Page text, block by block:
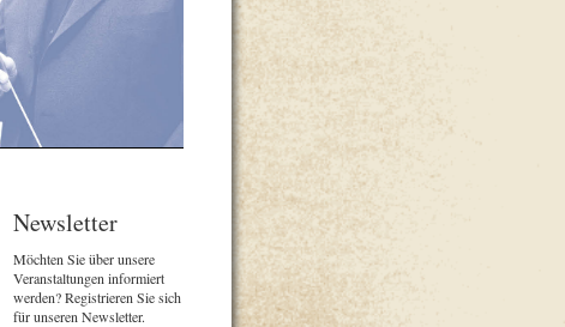
Newsletter
Möchten Sie über unsere
Veranstaltungen informiert
werden? Registrieren Sie sich
für unseren Newsletter.